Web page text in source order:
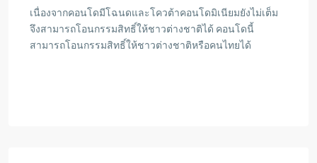
เนื่องจากคอนโดมีโฉนดและโควต้าคอนโดมิเนียมยังไม่เต็ม
จึงสามารถโอนกรรมสิทธิ์ให้ชาวต่างชาติได้ คอนโดนี้
สามารถโอนกรรมสิทธิ์ให้ชาวต่างชาติหรือคนไทยได้